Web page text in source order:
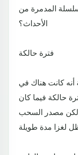
المدمرة من
الأحداث؟
فترة حالكة
كانت هناك في
حالكة فيما كان
مصدر السحب